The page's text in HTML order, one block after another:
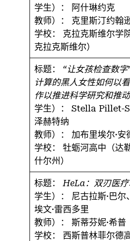
学生）：
阿什琳约克
教师）：
克里斯汀约翰
学校：
克拉克斯维尔学
克拉克斯维尔）
标题：
“让女孩检查数
计算的黑人女性如何以
作以推进科学研究和推
学生）：
Stella Pillet-
泽赫特纳
教师）：
加布里埃尔·安
学校：
牡蛎河高中（达
什尔州）
标题：
HeLa：双刃医
学生）：
尼古拉斯·巴尔
埃文·雷西多里
教师）：
斯蒂芬妮·希普
学校：
西斯普林菲尔德